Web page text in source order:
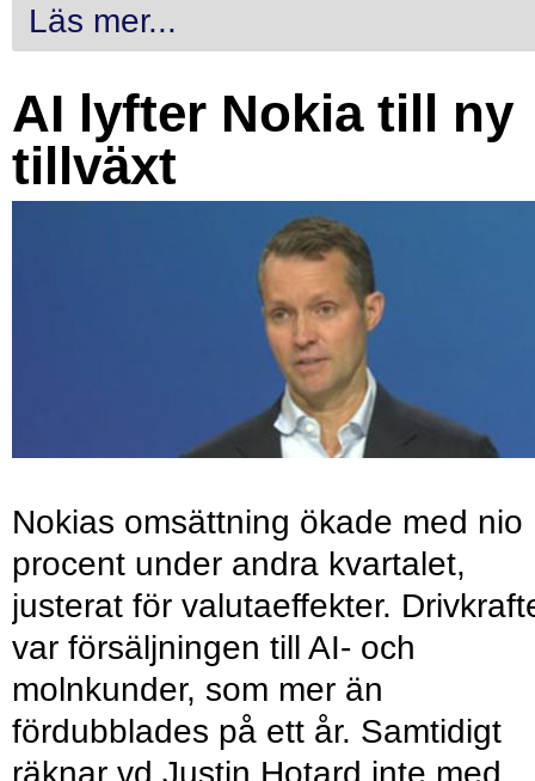
Läs mer...
AI lyfter Nokia till ny
tillväxt
Nokias omsättning ökade med nio
procent under andra kvartalet,
justerat för valutaeffekter.
var försäljningen till AI- och
molnkunder, som mer än
fördubblades på ett år. Samtidigt
räknar vd Justin Hotard inte med